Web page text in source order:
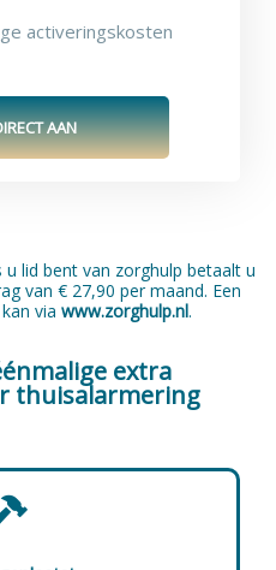
activeringskosten
AAN
lid bent van zorghulp betaalt u
van € 27,90 per maand. Een
via www.zorghulp.nl.
extra
thuisalarmering